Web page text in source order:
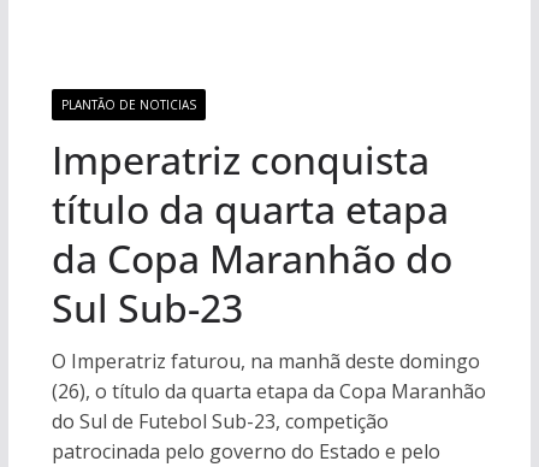
PLANTÃO DE NOTICIAS
Imperatriz conquista
título da quarta etapa
da Copa Maranhão do
Sul Sub-23
O Imperatriz faturou, na manhã deste domingo
(26), o título da quarta etapa da Copa Maranhão
do Sul de Futebol Sub-23, competição
patrocinada pelo governo do Estado e pelo